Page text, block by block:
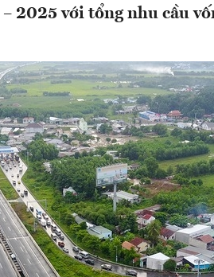
2025 với tổng nhu cầu